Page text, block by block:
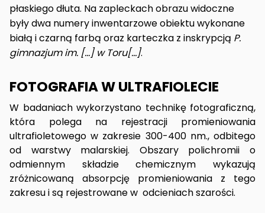
płaskiego dłuta. Na zapleckach obrazu widoczne
były dwa numery inwentarzowe obiektu wykonane
białą i czarną farbą oraz karteczka z inskrypcją P.
gimnazjum im. […] w Toru[…].
FOTOGRAFIA W ULTRAFIOLECIE
W badaniach wykorzystano technikę fotograficzną,
która polega na rejestracji promieniowania
ultrafioletowego w zakresie 300-400 nm., odbitego
od warstwy malarskiej. Obszary polichromii o
odmiennym składzie chemicznym wykazują
zróżnicowaną absorpcję promieniowania z tego
zakresu i są rejestrowane w odcieniach szarości.